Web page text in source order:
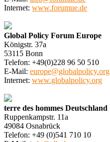
Internet: www.forumue.de
Global Policy Forum Europe
Königstr. 37a
53115 Bonn
Telefon: +49(0)228 96 50 510
E-Mail: europe@globalpolicy.org
Internet: www.globalpolicy.org
terre des hommes Deutschland
Ruppenkampstr. 11a
49084 Osnabrück
Telefon: +49 (0)541 710 10